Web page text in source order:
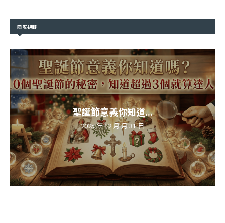
國際視野
聖誕節意義你知道...
2025 年 12 月 月 31 日